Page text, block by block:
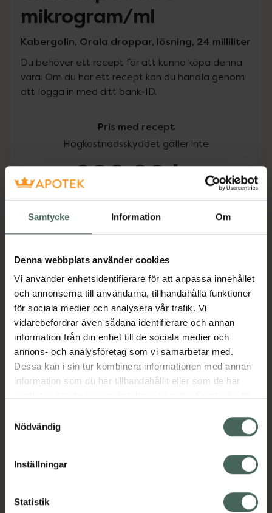
Samtycke Information Om
Denna webbplats använder cookies
Vi använder enhetsidentifierare för att anpassa innehållet
och annonserna till användarna, tillhandahålla funktioner
för sociala medier och analysera vår trafik. Vi
vidarebefordrar även sådana identifierare och annan
information från din enhet till de sociala medier och
annons- och analysföretag som vi samarbetar med.
Dessa kan i sin tur kombinera informationen med annan
information som du har tillhandahållit eller som de har
återkalla ditt samtycke via webbplatsens
cookieinställningar. Ett återkallat samtycke påverkar inte
lagligheten av behandling som skett innan återkallelsen.
Nödvändig
Inställningar
Statistik
mikrogram/ml
Kabergolin, Orala droppar, lösning, 24 milliliter
Du behöver ett recept för att kunna köpa denna
vara. Om du har ett recept kan du handla genom
att logga in med ditt bank-ID.
Pris med recept
Högkostnadsskyddet gäller inte
698,09 kr
I apotek:698,09 kr
Aktuella erbjudanden
Beskrivning
Läs alltid bipacksedeln innan
användning.
syd till Lappland i norr, och online i mobilen och på
datorn. Oavsett vem du är så är det vårt uppdrag att